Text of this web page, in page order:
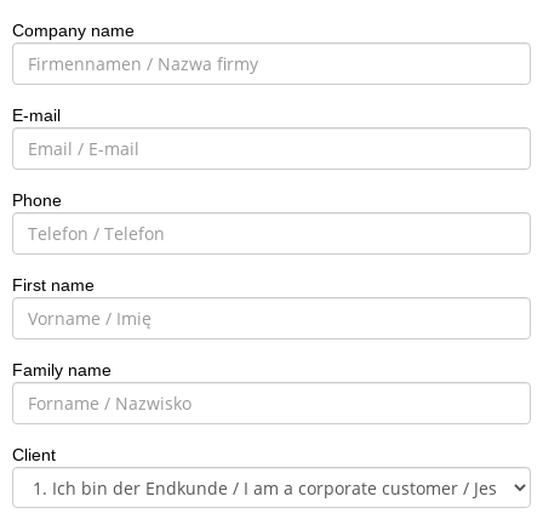
Company name
E-mail
Phone
First name
Family name
Client